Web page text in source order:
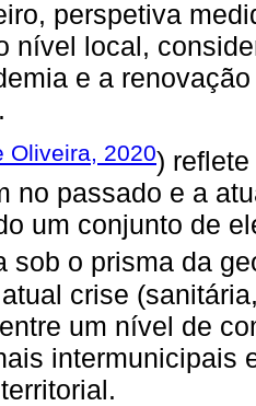
perspetiva
nível local,
e a
Oliveira, 2020)
no passado e a
um conjunto de
sob o prisma da
crise
um nível de
intermunicipais